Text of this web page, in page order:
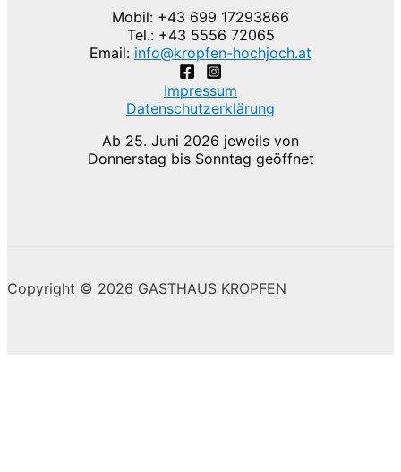
Mobil: +43 699 17293866
Tel.: +43 5556 72065
Email: info@kropfen-hochjoch.at
Impressum
Datenschutzerklärung
Ab 25. Juni 2026 jeweils von
Donnerstag bis Sonntag geöffnet
Copyright © 2026 GASTHAUS KROPFEN